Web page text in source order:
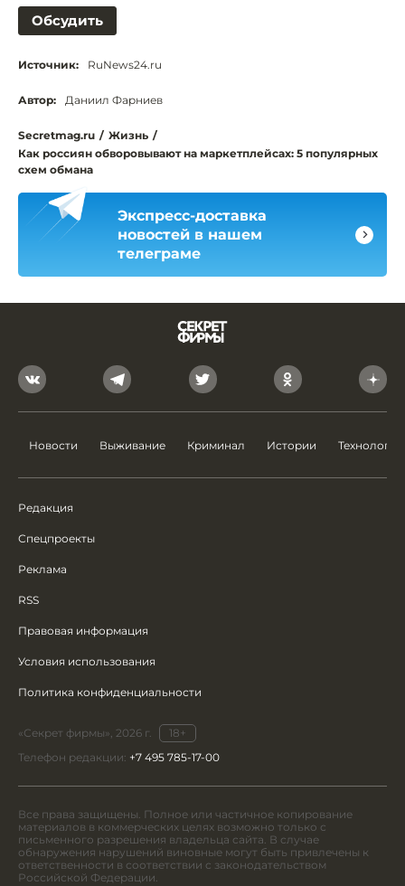
Обсудить
Источник: RuNews24.ru
Автор: Даниил Фарниев
Secretmag.ru / Жизнь /
Как россиян обворовывают на маркетплейсах: 5 популярных
схем обмана
Экспресс-доставка
новостей в нашем
телеграме
Новости Выживание Криминал Истории Технологии
Редакция
Спецпроекты
Реклама
RSS
Правовая информация
Условия использования
Политика конфиденциальности
«Секрет фирмы», 2026 г.
18+
Телефон редакции: +7 495 785-17-00
Все права защищены. Полное или частичное копирование
материалов в коммерческих целях возможно только с
письменного разрешения владельца сайта. В случае
обнаружения нарушений виновные могут быть привлечены к
ответственности в соответствии с законодательством
Российской Федерации.